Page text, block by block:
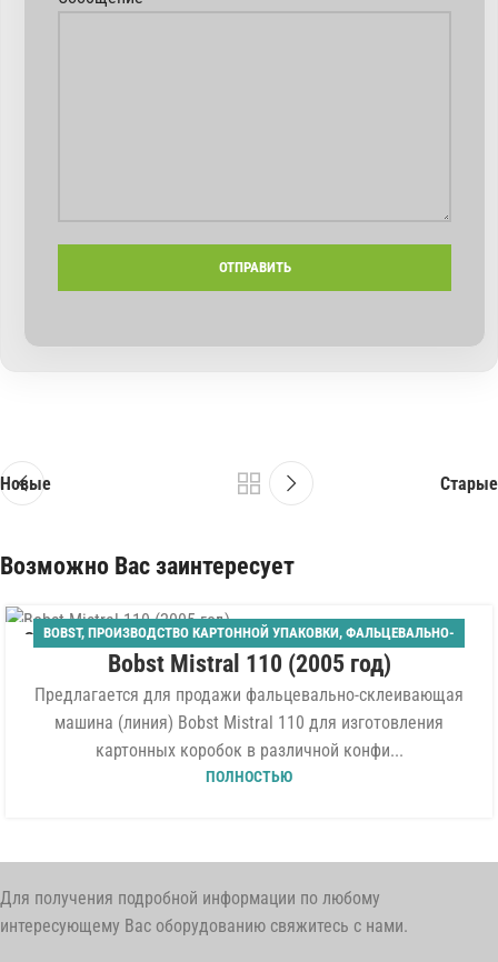
Новые Старые
Возможно Вас заинтересует
20BOBST, ПРОИЗВОДСТВО КАРТОННОЙ УПАКОВКИ, ФАЛЬЦЕВАЛЬНО-
СКЛЕИВАЮЩИЕ
Bobst Mistral 110 (2005 год)
Предлагается для продажи фальцевально-склеивающая
машина (линия) Bobst Mistral 110 для изготовления
картонных коробок в различной конфи...
ПОЛНОСТЬЮ
Для получения подробной информации по любому
интересующему Вас оборудованию свяжитесь с нами.